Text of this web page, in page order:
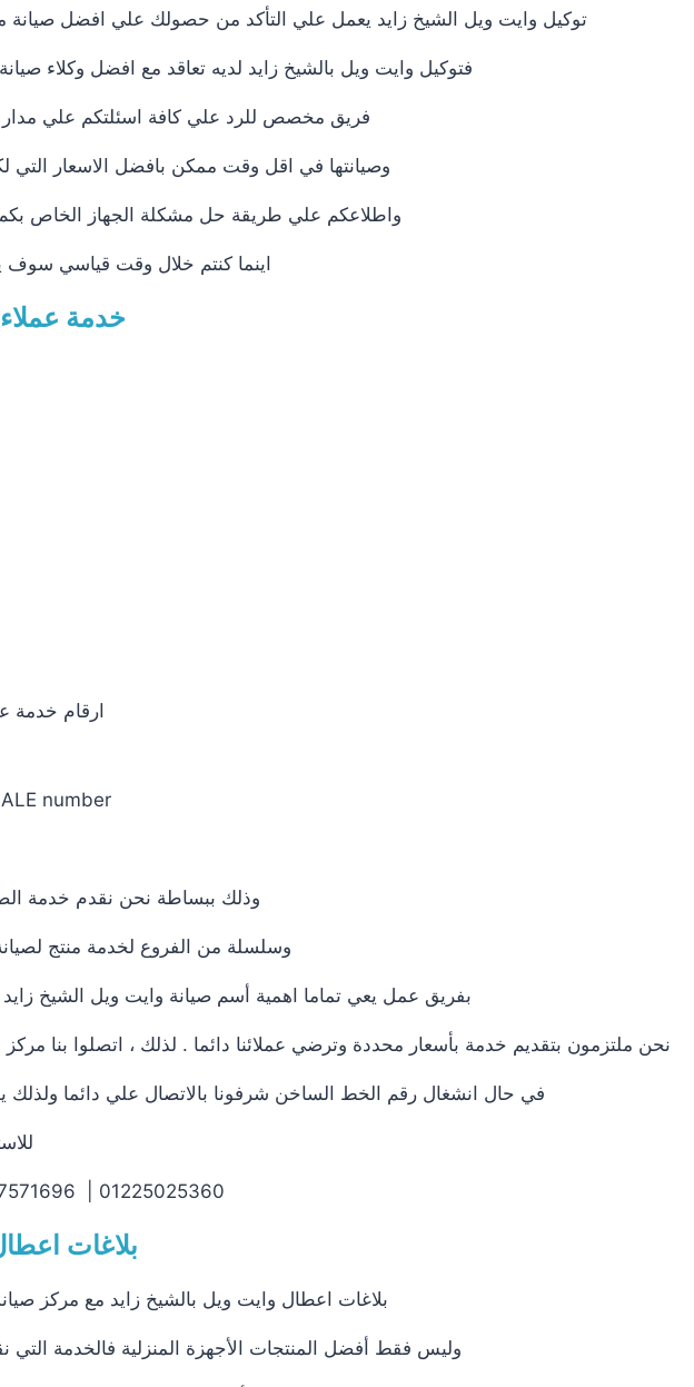
توكيل وايت ويل الشيخ زايد يعمل علي التأكد من حصولك علي افضل صيانة
فتوكيل وايت ويل بالشيخ زايد لديه تعاقد مع افضل وكلاء
فريق مخصص للرد علي كافة اسئلتكم علي مدار 24 ساعة في حالة طلب مساعدتنا نعمل علي توصيل اجهزتكم
وصيانتها في اقل وقت ممكن بافضل الاسعار التي
واطلاعكم علي طريقة حل مشكلة الجهاز الخاص بكم
اينما كنتم خلال وقت قياسي سوف
خدمة
ارقام خدمة
number
وذلك ببساطة نحن نقدم خدمة
وسلسلة من الفروع لخدمة منتج
بفريق عمل يعي تماما اهمية أسم صيانة وايت ويل الشيخ
نحن ملتزمون بتقديم خدمة بأسعار محددة وترضي عملائنا دائما . لذلك ، اتصلوا بنا
في حال انشغال رقم الخط الساخن شرفونا بالاتصال علي دائما ولذلك
01225025360 | 01127571696 | 01014723434 | 0235695244|
بلاغات
بلاغات اعطال وايت ويل بالشيخ زايد مع مركز
وليس فقط أفضل المنتجات الأجهزة المنزلية فالخدمة